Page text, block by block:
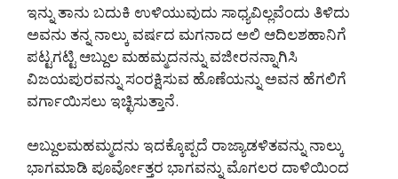
ಇನ್ನು ತಾನು ಬದುಕಿ ಉಳಿಯುವುದು ಸಾಧ್ಯವಿಲ್ಲವೆಂದು ತಿಳಿದು
ಅವನು ತನ್ನ ನಾಲ್ಕು ವರ್ಷದ ಮಗನಾದ ಅಲಿ ಆದಿಲಶಹಾನಿಗೆ
ಪಟ್ಟಗಟ್ಟಿ ಆಬ್ದುಲ ಮಹಮ್ಮದನನ್ನು ವಜೀರನನ್ನಾಗಿಸಿ
ವಿಜಯಪುರವನ್ನು ಸಂರಕ್ಷಿಸುವ ಹೊಣೆಯನ್ನು ಅವನ ಹೆಗಲಿಗೆ
ವರ್ಗಾಯಿಸಲು ಇಚ್ಛಿಸುತ್ತಾನೆ.
ಅಬ್ದುಲಮಹಮ್ಮದನು ಇದಕ್ಕೊಪ್ಪದೆ ರಾಜ್ಯಾಡಳಿತವನ್ನು ನಾಲ್ಕು
ಭಾಗಮಾಡಿ ಪೂರ್ವೋತ್ತರ ಭಾಗವನ್ನು ಮೊಗಲರ ದಾಳಿಯಿಂದ